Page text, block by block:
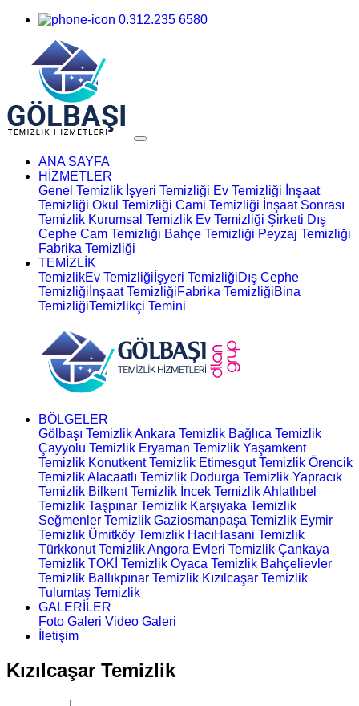
0.312.235 6580
ANA SAYFA
HİZMETLER
Genel Temizlik İşyeri Temizliği Ev Temizliği İnşaat
Temizliği Okul Temizliği Cami Temizliği İnşaat Sonrası
Temizlik Kurumsal Temizlik Ev Temizliği Şirketi Dış
Cephe Cam Temizliği Bahçe Temizliği Peyzaj Temizliği
Fabrika Temizliği
TEMİZLİK
TemizlikEv Temizliği İşyeri TemizliğiDış Cephe
Temizliği İnşaat TemizliğiFabrika TemizliğiBina
TemizliğiTemizlikçi Temini
BÖLGELER
Gölbaşı TemizlikAnkara Temizlik Bağlıca Temizlik
Çayyolu Temizlik Eryaman Temizlik Yaşamkent
Temizlik Konutkent Temizlik Etimesgut Temizlik Örencik
TemizlikAlacaatlı Temizlik Dodurga Temizlik Yapracık
Temizlik Bilkent Temizlik İncek TemizlikAhlatlıbel
Temizlik Taşpınar Temizlik Karşıyaka Temizlik
Seğmenler Temizlik Gaziosmanpaşa Temizlik Eymir
Temizlik Ümitköy Temizlik HacıHasani Temizlik
Türkkonut TemizlikAngora Evleri Temizlik Çankaya
Temizlik TOKİ Temizlik Oyaca Temizlik Bahçelievler
Temizlik Ballıkpınar Temizlik Kızılcaşar Temizlik
Tulumtaş Temizlik
GALERİLER
Foto Galeri Video Galeri
İletişim
Kızılcaşar Temizlik